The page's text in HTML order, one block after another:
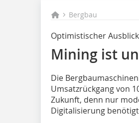
Bergbau
Optimistischer Ausblick
Mining ist
D‌ie
Umsatzrückgang von
Zukunft, denn nur
Digitalisierung